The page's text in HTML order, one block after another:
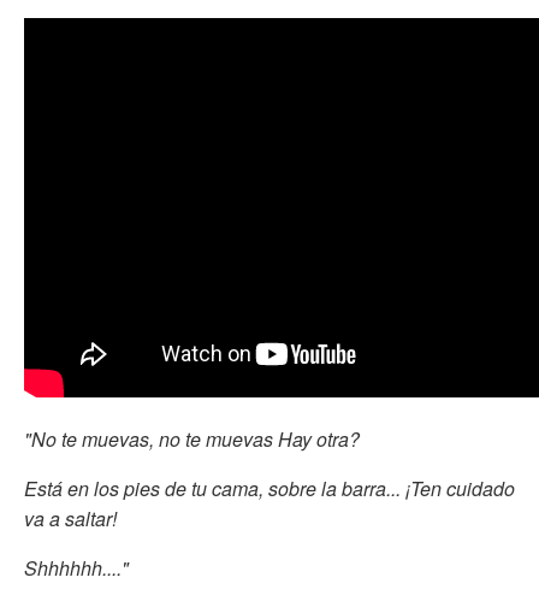
"No te muevas, no te muevasHay otra?
Está en los pies de tu cama, sobre la barra... ¡Ten cuidado
va a saltar!
Shhhhhh...."